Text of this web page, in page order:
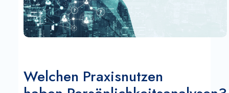
Welchen Praxisnutzen